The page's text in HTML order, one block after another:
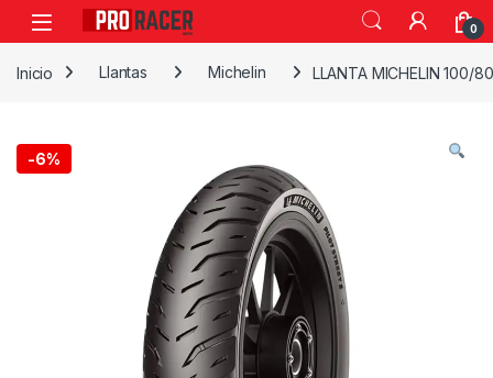
0
Inicio Llantas Michelin LLANTA MICHELIN 100/
-6%